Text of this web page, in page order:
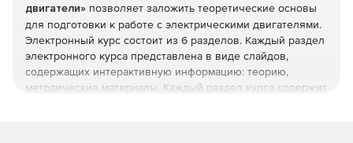
двигатели» позволяет заложить теоретические основы
для подготовки к работе с электрическими двигателями.
Электронный курс состоит из 6 разделов. Каждый раздел
электронного курса представлена в виде слайдов,
содержащих интерактивную информацию: теорию,
методические материалы. Каждый раздел курса содержит